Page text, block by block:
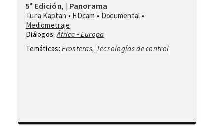
5° Edición, | Panorama
Tuna Kaptan • HDcam • Documental •
Mediometraje
Diálogos:África - Europa
Temáticas: Fronteras, Tecnologías de control